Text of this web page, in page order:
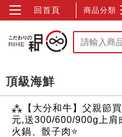
回首頁 商品分類
頂級海鮮
⁂【大分和牛】父親節
元,送300/600/900g上肩
火鍋、骰子肉⭐